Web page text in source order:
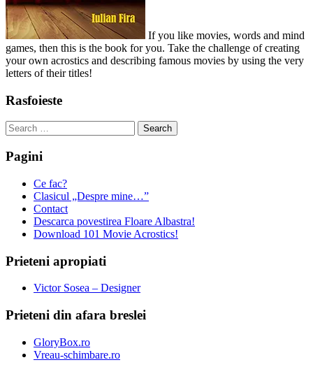
If you like movies, words and mind
games, then this is the book for you. Take the challenge of creating
your own acrostics and describing famous movies by using the very
letters of their titles!
Rasfoieste
Search
for:
Pagini
Ce fac?
Clasicul „Despre mine…”
Contact
Descarca povestirea Floare Albastra!
Download 101 Movie Acrostics!
Prieteni apropiati
Victor Sosea – Designer
Prieteni din afara breslei
GloryBox.ro
Vreau-schimbare.ro